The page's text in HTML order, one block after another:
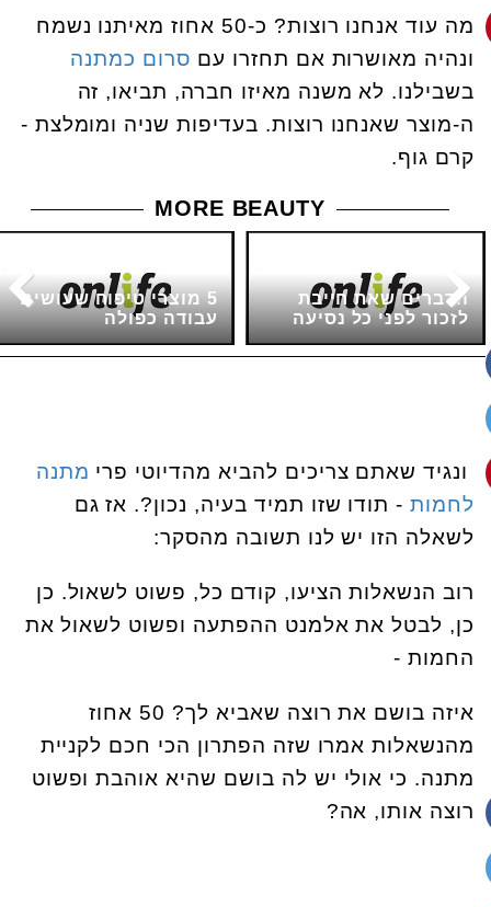
מה עוד אנחנו רוצות? כ-50 אחוז מאיתנו נשמח
ונהיה מאושרות אם תחזרו עם סרום כמתנה
בשבילנו. לא משנה מאיזו חברה, תביאו, זה
ה-מוצר שאנחנו רוצות. בעדיפות שניה ומומלצת -
קרם גוף.
MORE BEAUTY
5 מוצרי טיפוח שעושים
עבודה כפולה
הדברים שאת חייבת
לזכור לפני כל נסיעה
ונגיד שאתם צריכים להביא מהדיוטי פרי מתנה
לחמות- תודו שזו תמיד בעיה, נכון?. אז גם
לשאלה הזו יש לנו תשובה מהסקר:
רוב הנשאלות הציעו, קודם כל, פשוט לשאול. כן
כן, לבטל את אלמנט ההפתעה ופשוט לשאול את
החמות -
איזה בושם את רוצה שאביא לך? 50 אחוז
מהנשאלות אמרו שזה הפתרון הכי חכם לקניית
מתנה. כי אולי יש לה בושם שהיא אוהבת ופשוט
רוצה אותו, אה?